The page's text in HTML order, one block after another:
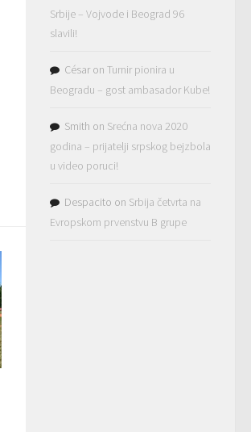
Srbije – Vojvode i Beograd 96
slavili!
César on Turnir pionira u
Beogradu – gost ambasador Kube!
Smith on Srećna nova 2020
godina – prijatelji srpskog bejzbola
u video poruci!
Despacito on Srbija četvrta na
Evropskom prvenstvu B grupe